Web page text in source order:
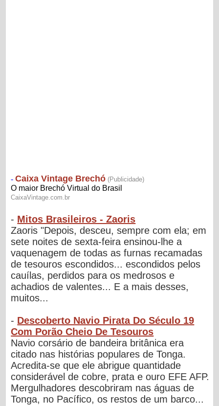
- Mitos Brasileiros - Zaoris
Zaoris "Depois, desceu, sempre com ela; em
sete noites de sexta-feira ensinou-lhe a
vaquenagem de todas as furnas recamadas
de tesouros escondidos... escondidos pelos
cauílas, perdidos para os medrosos e
achadios de valentes... E a mais desses,
muitos...
- Descoberto Navio Pirata Do Século 19
Com Porão Cheio De Tesouros
Navio corsário de bandeira britânica era
citado nas histórias populares de Tonga.
Acredita-se que ele abrigue quantidade
considerável de cobre, prata e ouro EFE AFP.
Mergulhadores descobriram nas águas de
Tonga, no Pacífico, os restos de um barco...